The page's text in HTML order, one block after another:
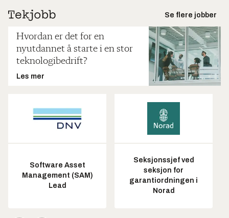
Se flere jobber
Hvordan er det for en
nyutdannet å starte i en stor
teknologibedrift?
Les mer
Software Asset
Management (SAM)
Lead
Seksjonssjef ved
seksjon for
garantiordningen i
Norad